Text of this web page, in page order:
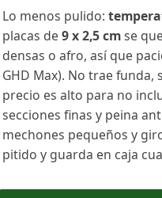
Lo menos pulido:
placas de 9 x 2,5 cmse
densas o afro, así que
GHD Max). No trae
precio es alto para no
secciones finas y peina
mechones pequeños y
pitido y guarda en caja